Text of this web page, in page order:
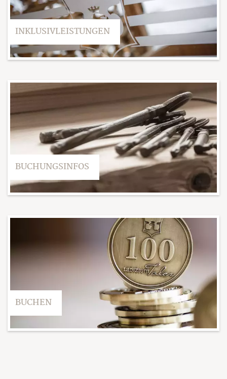
INKLUSIVLEISTUNGEN
BUCHUNGSINFOS
BUCHEN